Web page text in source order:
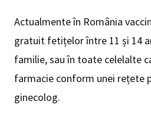
Actualmente în România
gratuit fetițelor între 11 și 14
familie, sau în toate celelalte
farmacie conform unei rețete
ginecolog.